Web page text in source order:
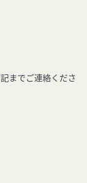
までご連絡くださ